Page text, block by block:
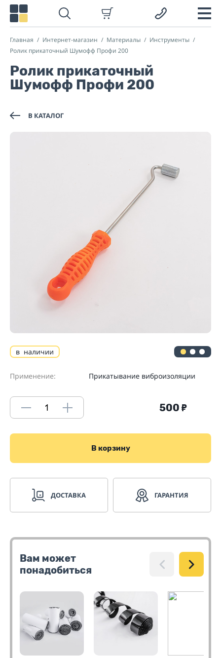
Главная Интернет-магазин Материалы
Инструменты
Ролик прикаточный Шумофф Профи 200
Ролик прикаточный
Шумофф Профи 200
В КАТАЛОГ
в наличии
Применение: Прикатывание виброизоляции
500 ₽
В корзину
ДОСТАВКА ГАРАНТИЯ
Вам может
понадобиться